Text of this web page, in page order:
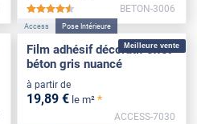
*****
BETON-3006
Meilleure vente
Access Pose Intérieure
Film adhésif décoratif effet
béton gris nuancé
à partir de
19,89 € le m² *
ACCESS-7030